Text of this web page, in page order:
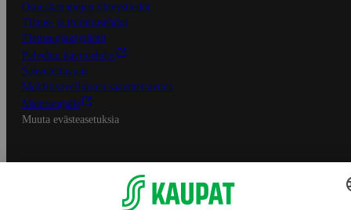
Osuuskauppojen yhteystiedot
Tilaus- ja toimitusehdot
Tietosuojakäytäntö
Palvelun käyttöehdot
Saavutettavuus
Mobiilisovelluksen saavutettavuus
Mainostajalle
Muuta evästeasetuksia
S-ryhmän palvelut